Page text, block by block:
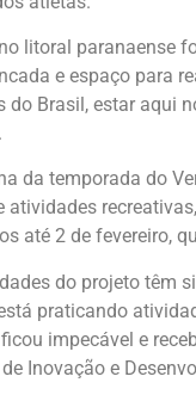
litoral paranaense
e espaço para
Brasil, estar aqui
da temporada do
atividades
até 2 de fevereiro,
do projeto têm
praticando
impecável e
Inovação e